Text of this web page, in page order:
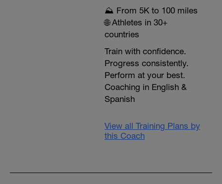
⛰️ From 5K to 100 miles
🌐 Athletes in 30+
countries
Train with confidence.
Progress consistently.
Perform at your best.
Coaching in English &
Spanish
View all Training Plans by
this Coach